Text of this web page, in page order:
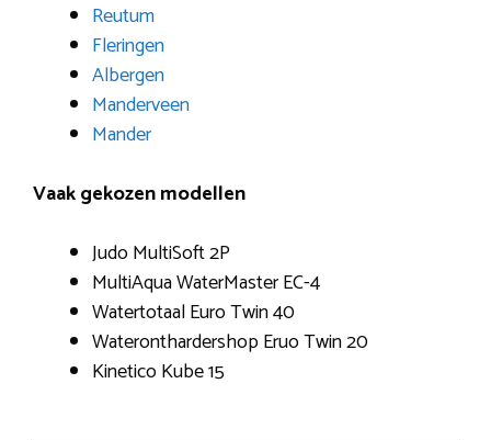
Reutum
Fleringen
Albergen
Manderveen
Mander
Vaak gekozen modellen
Judo MultiSoft 2P
MultiAqua WaterMaster EC-4
Watertotaal Euro Twin 40
Wateronthardershop Eruo Twin 20
Kinetico Kube 15